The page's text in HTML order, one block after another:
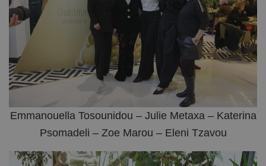
Emmanouella Tosounidou – Julie Metaxa – Katerina
Psomadeli – Zoe Marou – Eleni Tzavou